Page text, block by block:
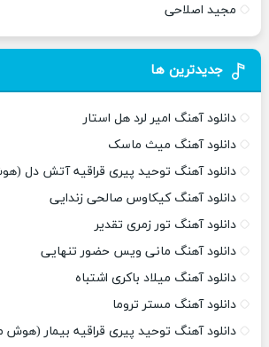
مجید اصلاحی
جدیدترین ها
دانلود آهنگ امیر لرد هل استار
دانلود آهنگ میث ماسک
دانلود آهنگ توحید پیری قراقیه آتش دل
دانلود آهنگ کیکاوس صالحی زندایی
دانلود آهنگ تور زمری تقدیر
دانلود آهنگ مانی ویس حضور تنهایی
دانلود آهنگ میلاد باکری اشتباه
دانلود آهنگ مستر تروما
دانلود آهنگ توحید پیری قراقیه بیمار